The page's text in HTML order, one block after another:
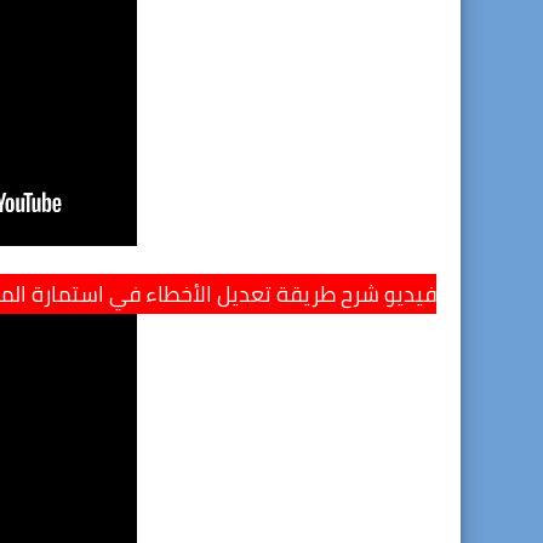
فيديو شرح طريقة تعديل الأخطاء في استمارة